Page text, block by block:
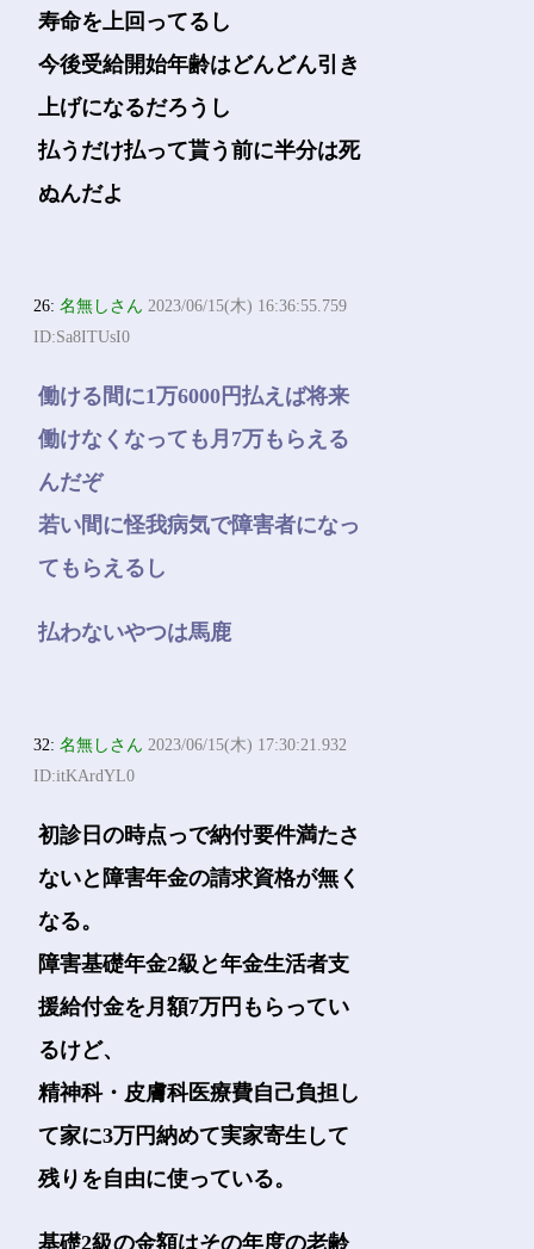
寿命を上回ってるし
今後受給開始年齢はどんどん引き
上げになるだろうし
払うだけ払って貰う前に半分は死
ぬんだよ
26:名無しさん 2023/06/15(木) 16:36:55.759
ID:Sa8ITUsI0
働ける間に1万6000円払えば将来
働けなくなっても月7万もらえる
んだぞ
若い間に怪我病気で障害者になっ
てもらえるし
払わないやつは馬鹿
32:名無しさん 2023/06/15(木) 17:30:21.932
ID:itKArdYL0
初診日の時点っで納付要件満たさ
ないと障害年金の請求資格が無く
なる。
障害基礎年金2級と年金生活者支
援給付金を月額7万円もらってい
るけど、
精神科・皮膚科医療費自己負担し
て家に3万円納めて実家寄生して
残りを自由に使っている。
基礎2級の金額はその年度の老齢